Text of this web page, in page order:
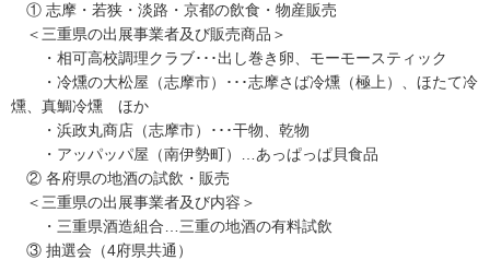
① 志摩・若狭・淡路・京都の飲食・物産販売
＜三重県の出展事業者及び販売商品＞
・相可高校調理クラブ･･･出し巻き卵、モーモースティック
・冷燻の大松屋（志摩市）･･･志摩さば冷燻（極上）、ほたて冷
燻、真鯛冷燻 ほか
・浜政丸商店（志摩市）･･･干物、乾物
・アッパッパ屋（南伊勢町）…あっぱっぱ貝食品
② 各府県の地酒の試飲・販売
＜三重県の出展事業者及び内容＞
・三重県酒造組合…三重の地酒の有料試飲
③ 抽選会（4府県共通）